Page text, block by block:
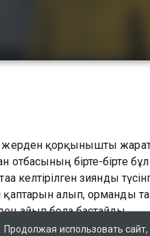
жерден қорқынышты
отбасының бірте-бірте
келтірілген зиянды
алып, орманды
ғайып бола бастайды.
Продолжая использовать